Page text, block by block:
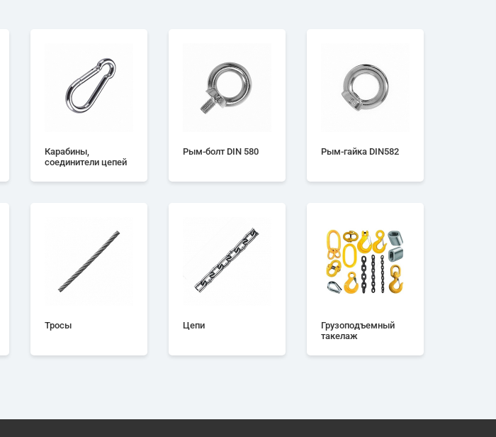
Карабины,
соединители цепей
Рым-болт DIN 580 Рым-гайка DIN582
Тросы Цепи
Грузоподъемный
такелаж